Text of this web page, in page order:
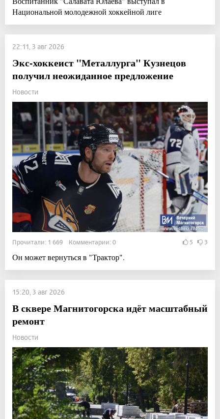
Национальной молодежной хоккейной лиге
22:11, 3 авг 2026
Экс-хоккеист "Металлурга" Кузнецов
получил неожиданное предложение
Новости
Прочитали: 1 669 Комментарии: 0 5 3
Он может вернуться в "Трактор".
15:20, 3 авг 2026
В сквере Магнитогорска идёт масштабный
ремонт
Новости